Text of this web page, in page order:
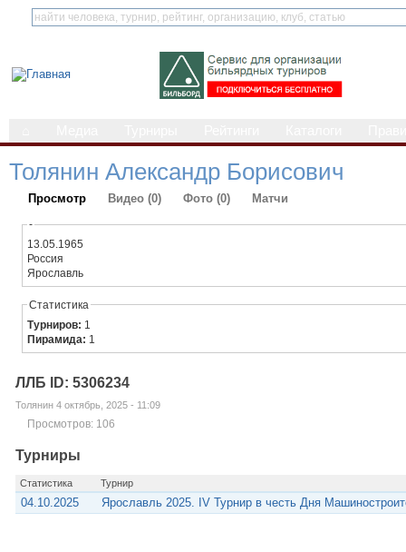
Толянин Александр Борисович
Просмотр Видео (0) Фото (0) Матчи
-
13.05.1965
Россия
Ярославль
Статистика
Турниров: 1
Пирамида: 1
ЛЛБ ID: 5306234
Толянин 4 октябрь, 2025 - 11:09
Просмотров: 106
Турниры
Статистика Турнир
04.10.2025 Ярославль 2025. IV Турнир в честь Дня